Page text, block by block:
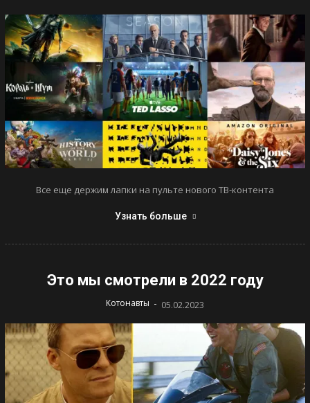
Все еще держим лапки на пульте нового ТВ-контента
Узнать больше
Это мы смотрели в 2022 году
Котонавты - 05.02.2023